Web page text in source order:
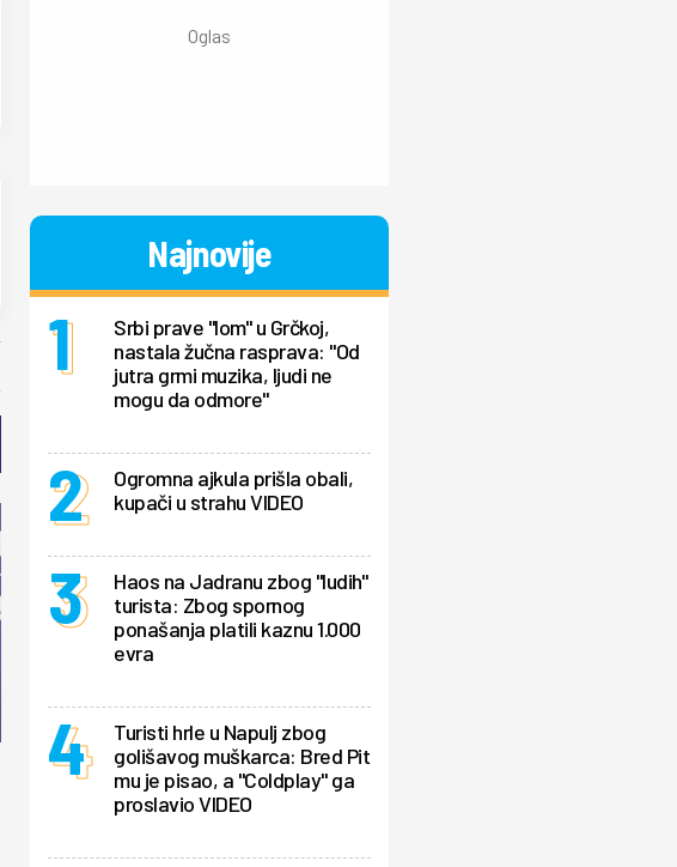
Najnovije
Srbi prave "lom" u Grčkoj,
nastala žučna rasprava: "Od
jutra grmi muzika, ljudi ne
mogu da odmore"
Ogromna ajkula prišla obali,
kupači u strahu VIDEO
Haos na Jadranu zbog "ludih"
turista: Zbog spornog
ponašanja platili kaznu 1.000
evra
Turisti hrle u Napulj zbog
golišavog muškarca: Bred Pit
mu je pisao, a "Coldplay" ga
proslavio VIDEO